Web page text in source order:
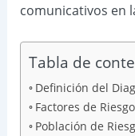
comunicativos en
Tabla de
Definición del
Factores de
Población de